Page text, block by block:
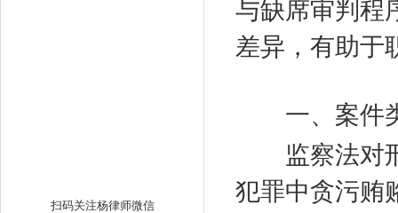
扫码关注杨律师微信
与缺席审判程
差异，有助于
一、案件
监察法对
犯罪中贪污贿